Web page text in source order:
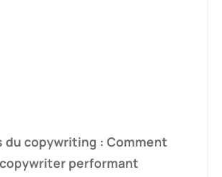
du copywriting : Comment
performant